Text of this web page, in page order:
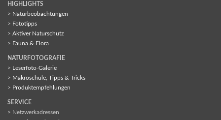
HIGHLIGHTS
> Naturbeobachtungen
> Fototipps
> Aktiver Naturschutz
> Fauna & Flora
NATURFOTOGRAFIE
> Leserfoto-Galerie
> Makroschule, Tipps & Tricks
> Produktempfehlungen
SERVICE
> Netzwerkadressen